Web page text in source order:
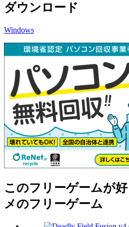
ダウンロード
Windows
このフリーゲームが
メのフリーゲーム